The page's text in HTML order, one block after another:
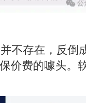
不存在，反倒
价费的噱头。